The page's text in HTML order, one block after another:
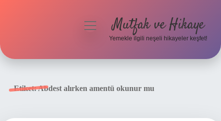
menüyüMutfak ve Hikaye
Yemekle ilgili neşeli hikayeler keşfet!
Etiket:Abdest alırken amentü okunur mu